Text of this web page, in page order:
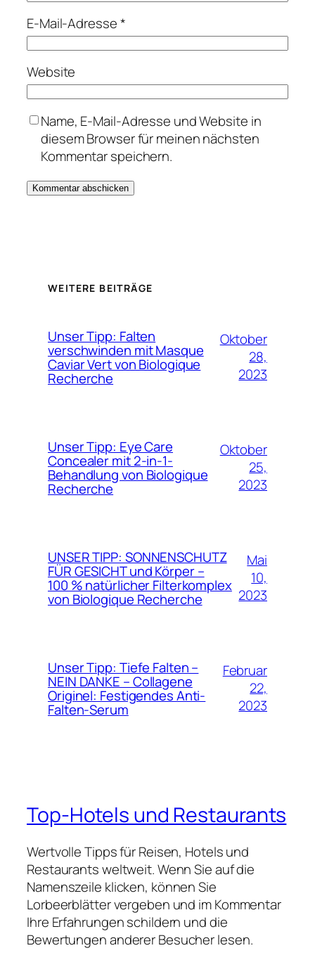
E-Mail-Adresse*
Website
Name, E-Mail-Adresse und Website in
diesem Browser für meinen nächsten
Kommentar speichern.
WEITERE BEITRÄGE
Unser Tipp: Falten
verschwinden mit Masque
Caviar Vert von Biologique
Recherche
Oktober
28,
2023
Unser Tipp: Eye Care
Concealer mit 2-in-1-
Behandlung von Biologique
Recherche
Oktober
25,
2023
UNSER TIPP: SONNENSCHUTZ
FÜR GESICHT und Körper –
100 % natürlicher Filterkomplex
von Biologique Recherche
Mai
10,
2023
Unser Tipp: Tiefe Falten –
NEIN DANKE – Collagene
Originel: Festigendes Anti-
Falten-Serum
Februar
22,
2023
Top-Hotels und Restaurants
Wertvolle Tipps für Reisen, Hotels und
Restaurants weltweit. Wenn Sie auf die
Namenszeile klicken, können Sie
Lorbeerblätter vergeben und im Kommentar
Ihre Erfahrungen schildern und die
Bewertungen anderer Besucher lesen.